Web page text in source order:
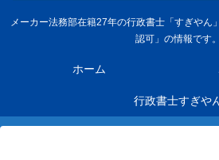
メーカー法務部在籍27年の行政書士「すぎやん
認可」の情報です。
ホーム
行政書士すぎや